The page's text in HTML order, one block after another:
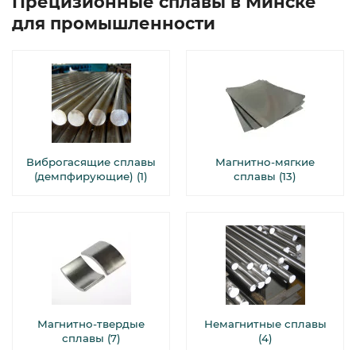
для промышленности
Виброгасящие сплавы
(демпфирующие) (1)
Магнитно-мягкие
сплавы (13)
Магнитно-твердые
сплавы (7)
Немагнитные сплавы
(4)